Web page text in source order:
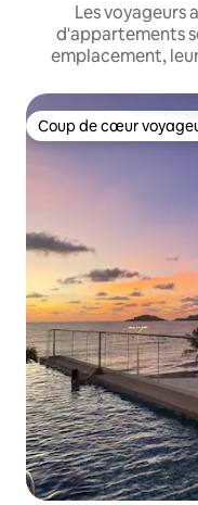
Les voyageurs
d'appartements
emplacement,
Coup de cœur
Coup de cœur